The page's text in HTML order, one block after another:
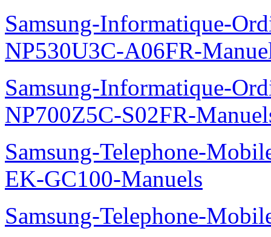
Samsung-Informatique-
NP530U3C-A06FR-
Samsung-Informatique-
NP700Z5C-S02FR-
Samsung-Telephone-
EK-GC100-Manuels
Samsung-Telephone-